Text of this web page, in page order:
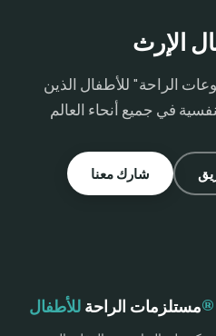
الإرث
الراحة" للأطفال الذين
شارك معنا
مستلزمات الراحةللأطفال®